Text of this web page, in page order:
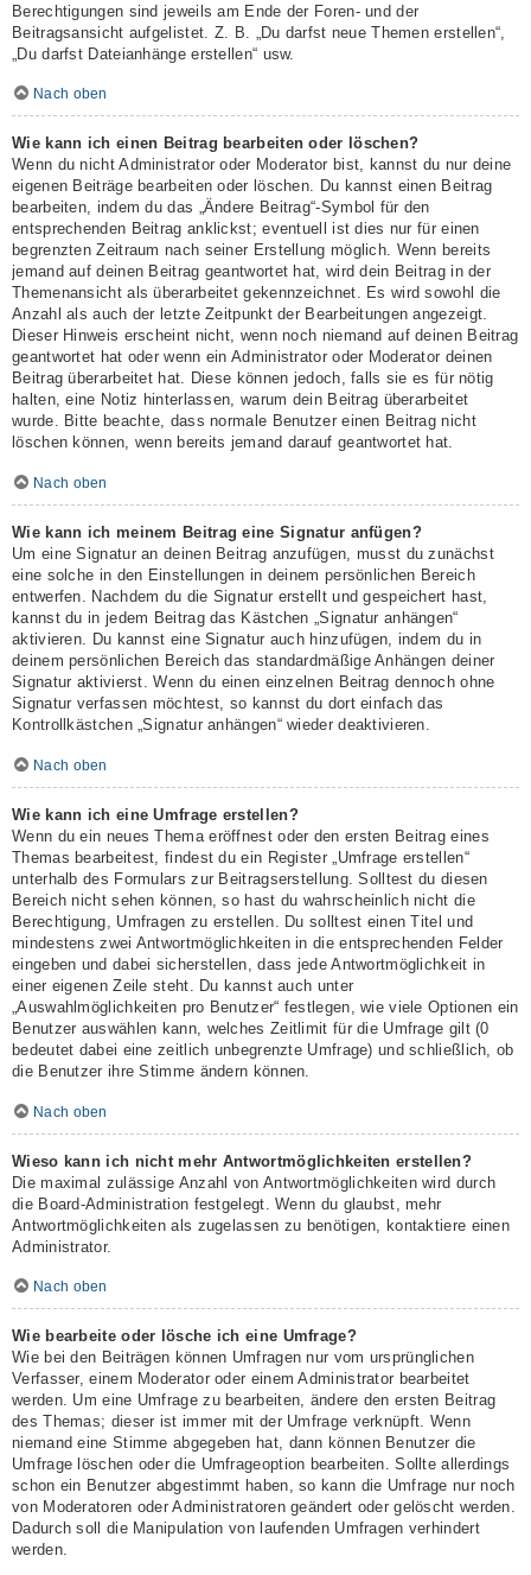
Berechtigungen sind jeweils am Ende der Foren- und der
Beitragsansicht aufgelistet. Z. B. „Du darfst neue Themen erstellen“,
„Du darfst Dateianhänge erstellen“ usw.
Nach oben
Wie kann ich einen Beitrag bearbeiten oder löschen?
Wenn du nicht Administrator oder Moderator bist, kannst du nur deine
eigenen Beiträge bearbeiten oder löschen. Du kannst einen Beitrag
bearbeiten, indem du das „Ändere Beitrag“-Symbol für den
entsprechenden Beitrag anklickst; eventuell ist dies nur für einen
begrenzten Zeitraum nach seiner Erstellung möglich. Wenn bereits
jemand auf deinen Beitrag geantwortet hat, wird dein Beitrag in der
Themenansicht als überarbeitet gekennzeichnet. Es wird sowohl die
Anzahl als auch der letzte Zeitpunkt der Bearbeitungen angezeigt.
Dieser Hinweis erscheint nicht, wenn noch niemand auf deinen Beitrag
geantwortet hat oder wenn ein Administrator oder Moderator deinen
Beitrag überarbeitet hat. Diese können jedoch, falls sie es für nötig
halten, eine Notiz hinterlassen, warum dein Beitrag überarbeitet
wurde. Bitte beachte, dass normale Benutzer einen Beitrag nicht
löschen können, wenn bereits jemand darauf geantwortet hat.
Nach oben
Wie kann ich meinem Beitrag eine Signatur anfügen?
Um eine Signatur an deinen Beitrag anzufügen, musst du zunächst
eine solche in den Einstellungen in deinem persönlichen Bereich
entwerfen. Nachdem du die Signatur erstellt und gespeichert hast,
kannst du in jedem Beitrag das Kästchen „Signatur anhängen“
aktivieren. Du kannst eine Signatur auch hinzufügen, indem du in
deinem persönlichen Bereich das standardmäßige Anhängen deiner
Signatur aktivierst. Wenn du einen einzelnen Beitrag dennoch ohne
Signatur verfassen möchtest, so kannst du dort einfach das
Kontrollkästchen „Signatur anhängen“ wieder deaktivieren.
Nach oben
Wie kann ich eine Umfrage erstellen?
Wenn du ein neues Thema eröffnest oder den ersten Beitrag eines
Themas bearbeitest, findest du ein Register „Umfrage erstellen“
unterhalb des Formulars zur Beitragserstellung. Solltest du diesen
Bereich nicht sehen können, so hast du wahrscheinlich nicht die
Berechtigung, Umfragen zu erstellen. Du solltest einen Titel und
mindestens zwei Antwortmöglichkeiten in die entsprechenden Felder
eingeben und dabei sicherstellen, dass jede Antwortmöglichkeit in
einer eigenen Zeile steht. Du kannst auch unter
„Auswahlmöglichkeiten pro Benutzer“ festlegen, wie viele Optionen ein
Benutzer auswählen kann, welches Zeitlimit für die Umfrage gilt (0
bedeutet dabei eine zeitlich unbegrenzte Umfrage) und schließlich, ob
die Benutzer ihre Stimme ändern können.
Nach oben
Wieso kann ich nicht mehr Antwortmöglichkeiten erstellen?
Die maximal zulässige Anzahl von Antwortmöglichkeiten wird durch
die Board-Administration festgelegt. Wenn du glaubst, mehr
Antwortmöglichkeiten als zugelassen zu benötigen, kontaktiere einen
Administrator.
Nach oben
Wie bearbeite oder lösche ich eine Umfrage?
Wie bei den Beiträgen können Umfragen nur vom ursprünglichen
Verfasser, einem Moderator oder einem Administrator bearbeitet
werden. Um eine Umfrage zu bearbeiten, ändere den ersten Beitrag
des Themas; dieser ist immer mit der Umfrage verknüpft. Wenn
niemand eine Stimme abgegeben hat, dann können Benutzer die
Umfrage löschen oder die Umfrageoption bearbeiten. Sollte allerdings
schon ein Benutzer abgestimmt haben, so kann die Umfrage nur noch
von Moderatoren oder Administratoren geändert oder gelöscht werden.
Dadurch soll die Manipulation von laufenden Umfragen verhindert
werden.